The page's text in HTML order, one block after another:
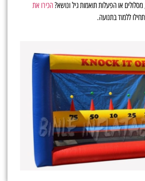
או הפעלות תואמות גיל ונושא?הכירו את
ללמוד בתנועה.